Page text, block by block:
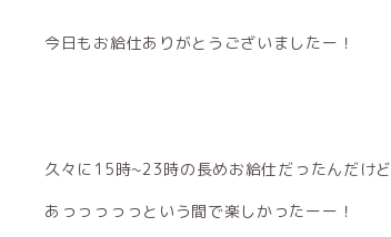
今日もお給仕ありがとうございましたー！
久々に15時~23時の長めお給仕だったんだけど
あっっっっっという間で楽しかったーー！